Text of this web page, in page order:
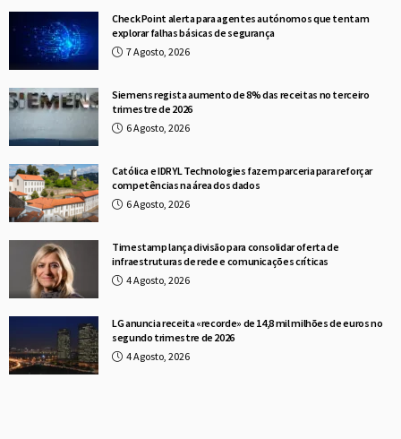
Check Point alerta para agentes autónomos que tentam
explorar falhas básicas de segurança
7 Agosto, 2026
Siemens regista aumento de 8% das receitas no terceiro
trimestre de 2026
6 Agosto, 2026
Católica e IDRYL Technologies fazem parceria para reforçar
competências na área dos dados
6 Agosto, 2026
Timestamp lança divisão para consolidar oferta de
infraestruturas de rede e comunicações críticas
4 Agosto, 2026
LG anuncia receita «recorde» de 14,8 mil milhões de euros no
segundo trimestre de 2026
4 Agosto, 2026